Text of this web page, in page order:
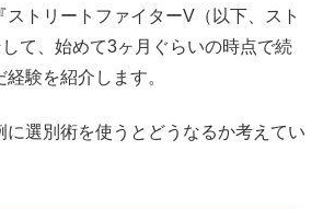
トリートファイターV（以下、スト
て、始めて3ヶ月ぐらいの時点で続
験を紹介します。
に選別術を使うとどうなるか考えてい